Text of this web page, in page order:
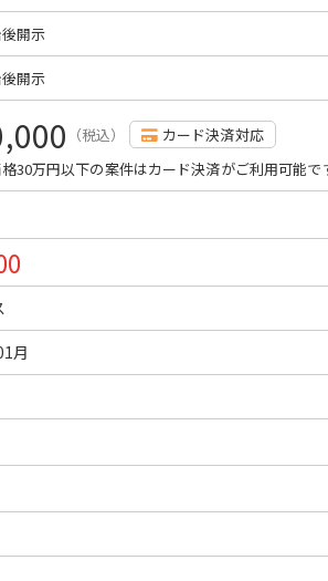
開示
開示
（税込）
カード決済対応
30万円以下の案件はカード決済がご利用可能で
月